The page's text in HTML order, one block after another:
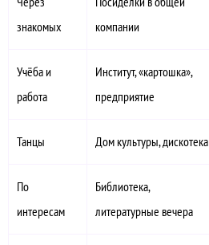
знакомых
компании
Учёба и
работа
Институт, «картошка»,
предприятие
Танцы Дом культуры, дискотека
По
интересам
Библиотека,
литературные вечера